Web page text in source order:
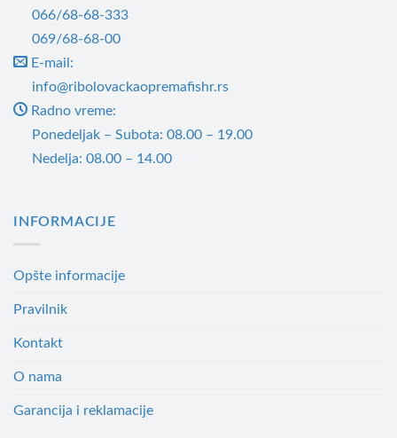
066/68-68-333
069/68-68-00
E-mail:
info@ribolovackaopremafishr.rs
Radno vreme:
Ponedeljak – Subota: 08.00 – 19.00
Nedelja: 08.00 – 14.00
INFORMACIJE
Opšte informacije
Pravilnik
Kontakt
O nama
Garancija i reklamacije